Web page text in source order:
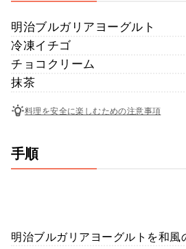
明治ブルガリアヨーグルト
冷凍イチゴ
チョコクリーム
抹茶
料理を安全に楽しむための注意事項
手順
明治ブルガリアヨーグルトを和風